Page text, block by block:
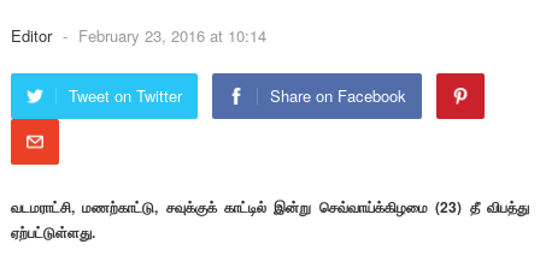
Editor - February 23, 2016 at 10:14
Tweet on Twitter Share on Facebook
வடமராட்சி, மணற்காட்டு, சவுக்குக் காட்டில் இன்று செவ்வாய்க்கிழமை (23) தீ விபத்து
ஏற்பட்டுள்ளது.